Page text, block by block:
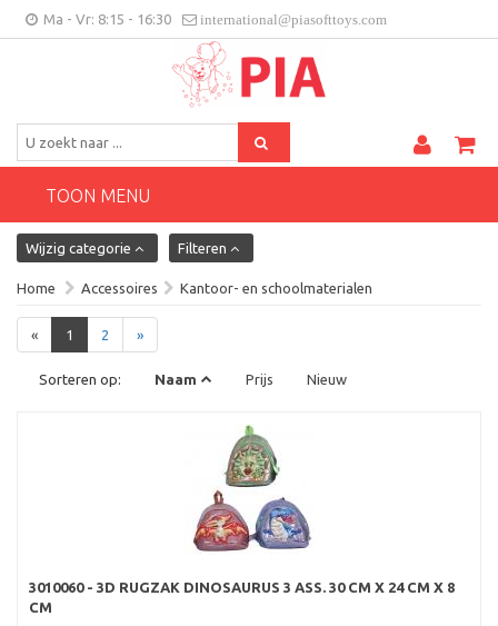
Ma - Vr: 8:15 - 16:30 international@piasofttoys.com
Klantenfeedback
BE/NL
TOON MENU
Wijzig categorie Filteren
Home Accessoires Kantoor- en schoolmaterialen
« 1 2 »
Sorteren op: Naam Prijs Nieuw
3010060 - 3D RUGZAK DINOSAURUS 3 ASS. 30 CM X 24 CM X 8
CM